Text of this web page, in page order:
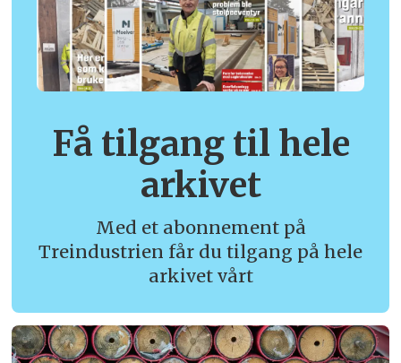
Få tilgang til hele
arkivet
Med et abonnement på
Treindustrien får du tilgang på hele
arkivet vårt